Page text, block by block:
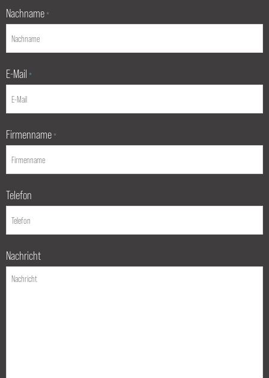
Nachname *
E-Mail *
Firmenname *
Telefon
Nachricht